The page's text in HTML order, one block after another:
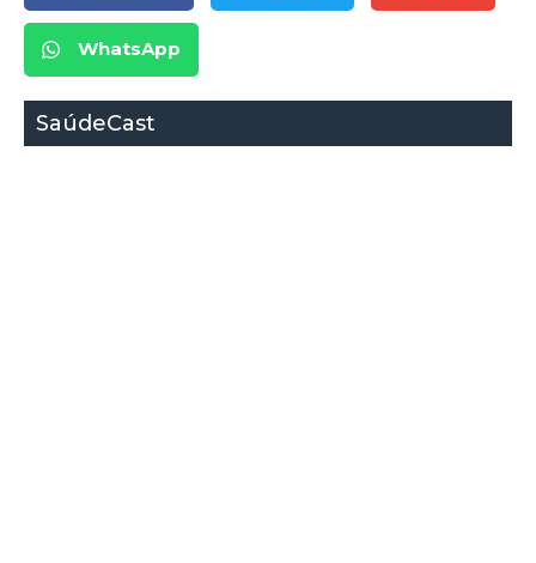
WhatsApp
SaúdeCast